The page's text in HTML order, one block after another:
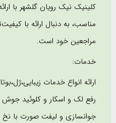
کلینیک نیک رویان گلشهر با
مناسب، به دنبال ارائه با
مراجعین خود است.
خدمات:
ارائه انواع خدمات
رفع لک و اسکار و کلوئید
جوانسازی و لیفت صورت با نخ